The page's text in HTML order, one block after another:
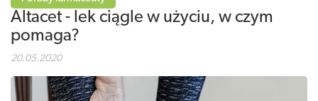
Altacet - lek ciągle w użyciu, w czym
pomaga?
20.05.2020